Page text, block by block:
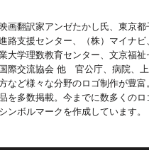
画翻訳家アンゼたかし氏、東京都
路支援センター、（株）マイナビ
大学理数教育センター、文京福祉
際交流協会 他 官公庁、病院、
など様々な分野のロゴ制作が豊富
を多数掲載。今までに数多くのロ
ンボルマークを作成しています。